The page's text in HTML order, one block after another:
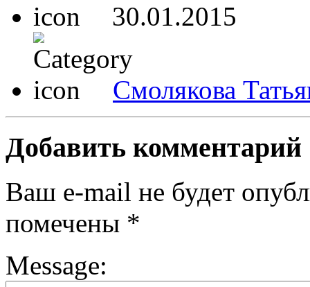
30.01.2015
Смолякова
Добавить комментарий
Ваш e-mail не будет
помечены *
Message: